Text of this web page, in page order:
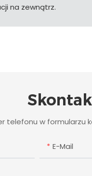
na zewnątrz.
w formularzu
E-Mail